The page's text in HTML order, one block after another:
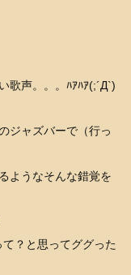
歌声。。。ﾊｱﾊｱ(;´Д`)
ジャズバーで（行っ
ようなそんな錯覚を
？と思ってググった